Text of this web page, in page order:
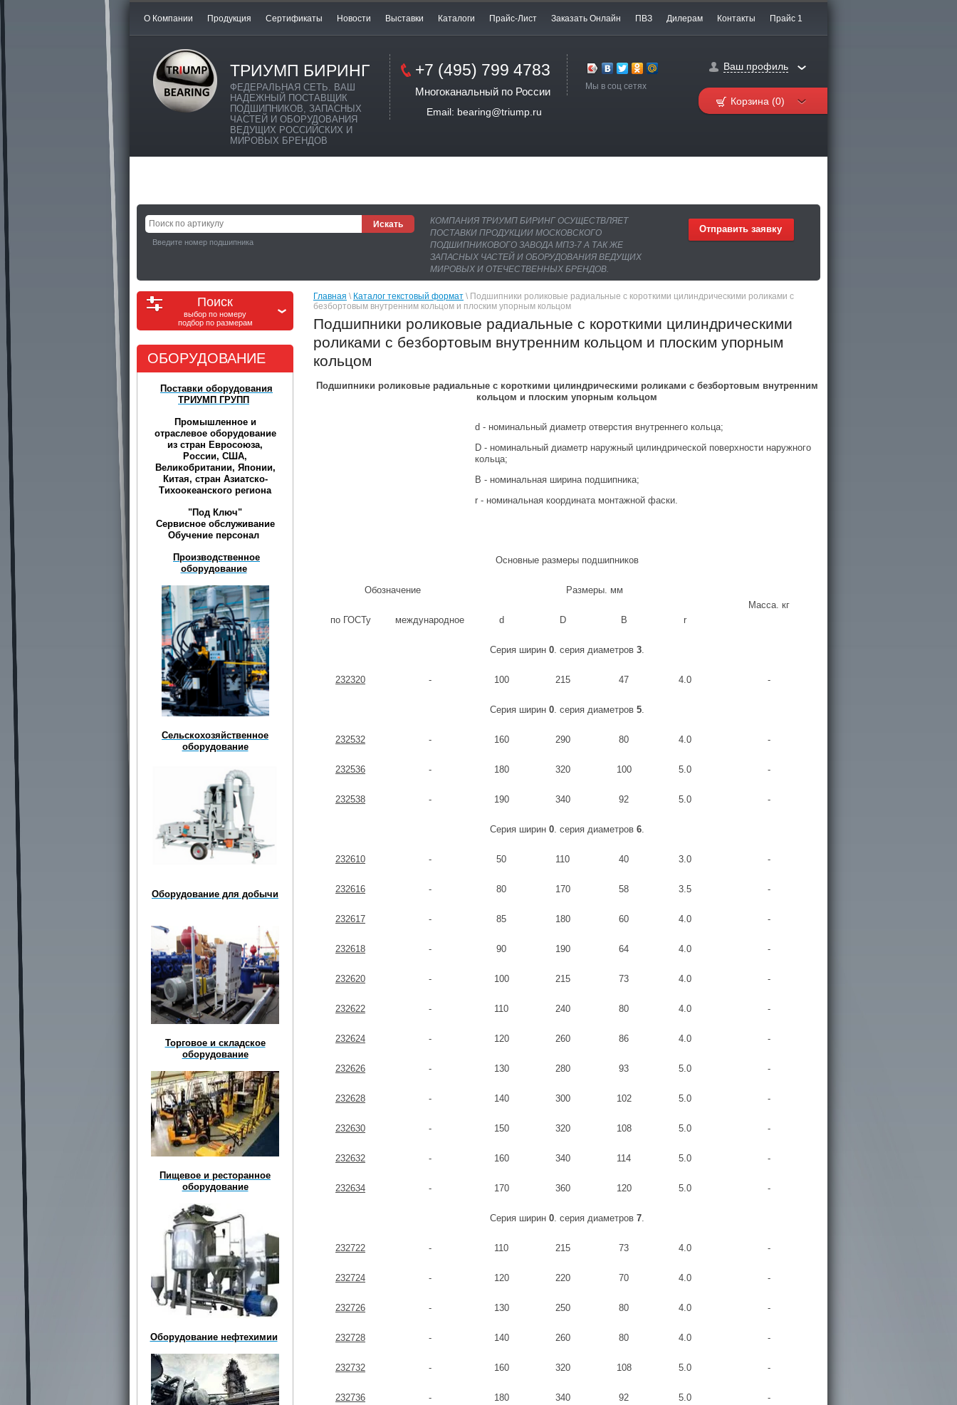
О Компании Продукция Сертификаты Новости Выставки Каталоги Прайс-Лист Заказать Онлайн ПВЗ Дилерам Контакты Прайс 1
Ваш профиль
ТРИУМП БИРИНГ
ФЕДЕРАЛЬНАЯ СЕТЬ. ВАШ
НАДЕЖНЫЙ ПОСТАВЩИК
ПОДШИПНИКОВ, ЗАПАСНЫХ
ЧАСТЕЙ И ОБОРУДОВАНИЯ
ВЕДУЩИХ РОССИЙСКИХ И
МИРОВЫХ БРЕНДОВ
+7 (495) 799 4783
Многоканальный по России
Email: bearing@triump.ru
Мы в соц сетях
Корзина (0)
Введите номер подшипника
КОМПАНИЯ ТРИУМП БИРИНГ ОСУЩЕСТВЛЯЕТ
ПОСТАВКИ ПРОДУКЦИИ МОСКОВСКОГО
ПОДШИПНИКОВОГО ЗАВОДА МПЗ-7 А ТАК ЖЕ
ЗАПАСНЫХ ЧАСТЕЙ И ОБОРУДОВАНИЯ ВЕДУЩИХ
МИРОВЫХ И ОТЕЧЕСТВЕННЫХ БРЕНДОВ.
Отправить заявку
Поиск
выбор по номеру
подбор по размерам
ОБОРУДОВАНИЕ
Поставки оборудования
ТРИУМП ГРУПП
Промышленное и
отраслевое оборудование
из стран Евросоюза,
России, США,
Великобритании, Японии,
Китая, стран Азиатско-
Тихоокеанского региона
"Под Ключ"
Сервисное обслуживание
Обучение персонал
Производственное
оборудование
Сельскохозяйственное
оборудование
Оборудование для добычи
Торговое и складское
оборудование
Пищевое и ресторанное
оборудование
Оборудование нефтехимии
Главная \ Каталог текстовый формат \ Подшипники роликовые радиальные с короткими цилиндрическими роликами с
безбортовым внутренним кольцом и плоским упорным кольцом
Подшипники роликовые радиальные с короткими цилиндрическими
роликами с безбортовым внутренним кольцом и плоским упорным
кольцом
Подшипники роликовые радиальные с короткими цилиндрическими роликами с безбортовым внутренним
кольцом и плоским упорным кольцом
d - номинальный диаметр отверстия внутреннего кольца;
D - номинальный диаметр наружный цилиндрической поверхности наружного
кольца;
B - номинальная ширина подшипника;
r - номинальная координата монтажной фаски.
Основные размеры подшипников
Обозначение
Размеры. мм
Масса. кг
по ГОСТу
международное d D B r
Серия ширин 0. серия диаметров 3.
232320 - 100 215 47 4.0 -
Серия ширин 0. серия диаметров 5.
232532 - 160 290 80 4.0 -
232536 - 180 320 100 5.0 -
232538 - 190 340 92 5.0 -
Серия ширин 0. серия диаметров 6.
232610 - 50 110 40 3.0 -
232616 - 80 170 58 3.5 -
232617 - 85 180 60 4.0 -
232618 - 90 190 64 4.0 -
232620 - 100 215 73 4.0 -
232622 - 110 240 80 4.0 -
232624 - 120 260 86 4.0 -
232626 - 130 280 93 5.0 -
232628 - 140 300 102 5.0 -
232630 - 150 320 108 5.0 -
232632 - 160 340 114 5.0 -
232634 - 170 360 120 5.0 -
Серия ширин 0. серия диаметров 7.
232722 - 110 215 73 4.0 -
232724 - 120 220 70 4.0 -
232726 - 130 250 80 4.0 -
232728 - 140 260 80 4.0 -
232732 - 160 320 108 5.0 -
232736 - 180 340 92 5.0 -